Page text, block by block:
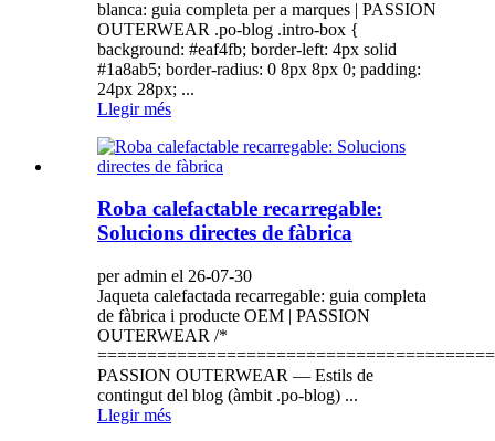
blanca: guia completa per a marques | PASSION
OUTERWEAR .po-blog .intro-box {
background: #eaf4fb; border-left: 4px solid
#1a8ab5; border-radius: 0 8px 8px 0; padding:
24px 28px; ...
Llegir més
Roba calefactable recarregable:
Solucions directes de fàbrica
per admin el 26-07-30
Jaqueta calefactada recarregable: guia completa
de fàbrica i producte OEM | PASSION
OUTERWEAR /*
PASSION OUTERWEAR — Estils de
contingut del blog (àmbit .po-blog) ...
Llegir més